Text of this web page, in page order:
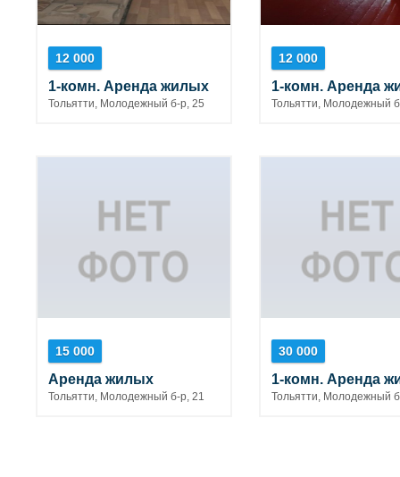
12 000
1-комн. Аренда жилых
Тольятти, Молодежный б-р, 25
12 000
1-комн. Аренда
Тольятти, Молодежный
15 000
Аренда жилых
Тольятти, Молодежный б-р, 21
30 000
1-комн. Аренда
Тольятти, Молодежный